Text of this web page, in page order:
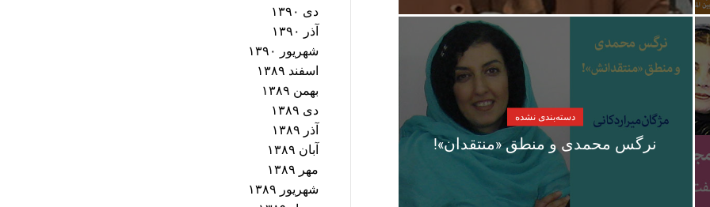
دسته‌بندی نشده
نرگس محمدی و منطق «منتقدان»!
دی ۱۳۹۰
آذر ۱۳۹۰
شهریور ۱۳۹۰
اسفند ۱۳۸۹
بهمن ۱۳۸۹
دی ۱۳۸۹
آذر ۱۳۸۹
آبان ۱۳۸۹
مهر ۱۳۸۹
شهریور ۱۳۸۹